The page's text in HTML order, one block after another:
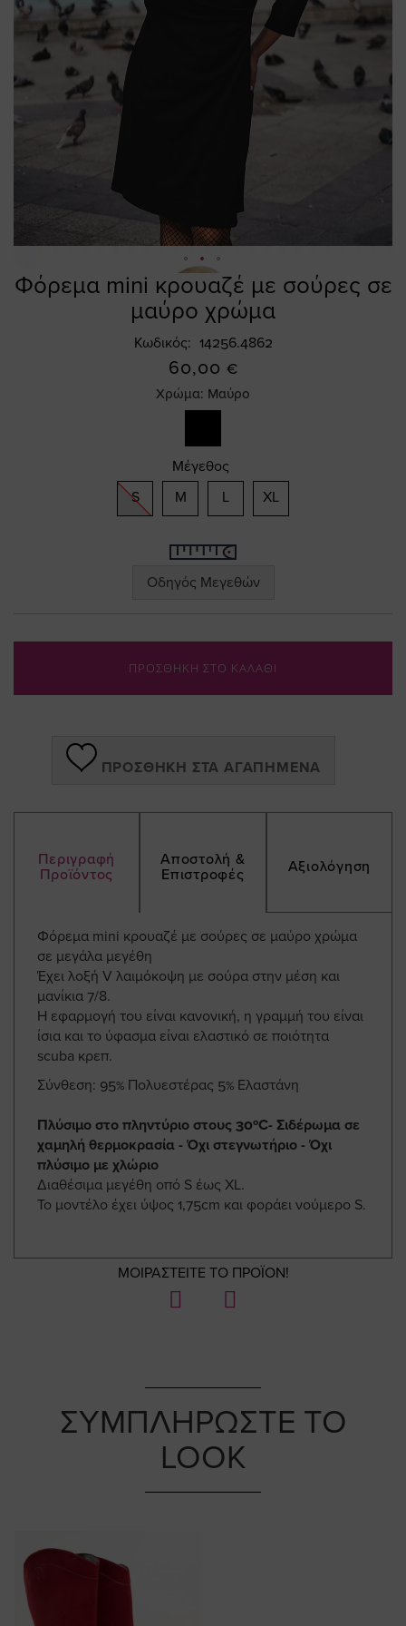
Φόρεμα mini κρουαζέ με σούρες σε
μαύρο χρώμα
Κωδικός 14256.4862
60,00 €
Χρώμα: Μαύρο
Μέγεθος
S
M L XL
Οδηγός Μεγεθών
ΠΡΟΣΘΗΚΗ ΣΤΟ ΚΑΛΑΘΙ
ΠΡΟΣΘΉΚΗ ΣΤΑ ΑΓΑΠΗΜΈΝΑ
Περιγραφή
Προϊόντος
Αποστολή &
Επιστροφές
Αξιολόγηση
Φόρεμα mini κρουαζέ με σούρες σε μαύρο χρώμα
σε μεγάλα μεγέθη
Έχει λοξή V λαιμόκοψη με σούρα στην μέση και
μανίκια 7/8.
Η εφαρμογή του είναι κανονική, η γραμμή του είναι
ίσια και το ύφασμα είναι ελαστικό σε ποιότητα
scuba κρεπ.
Σύνθεση: 95% Πολυεστέρας 5% Ελαστάνη
Πλύσιμο στο πληντύριο στους 30ºC- Σιδέρωμα σε
χαμηλή θερμοκρασία - Όχι στεγνωτήριο - Όχι
πλύσιμο με χλώριο
Διαθέσιμα μεγέθη οπό S έως XL.
Το μοντέλο έχει ύψος 1,75cm και φοράει νούμερο S.
ΜΟΙΡΑΣΤΕΙΤΕ ΤΟ ΠΡΟΪΟΝ!
Skip
ΣΥΜΠΛΗΡΩΣΤΕ ΤΟ
LOOK